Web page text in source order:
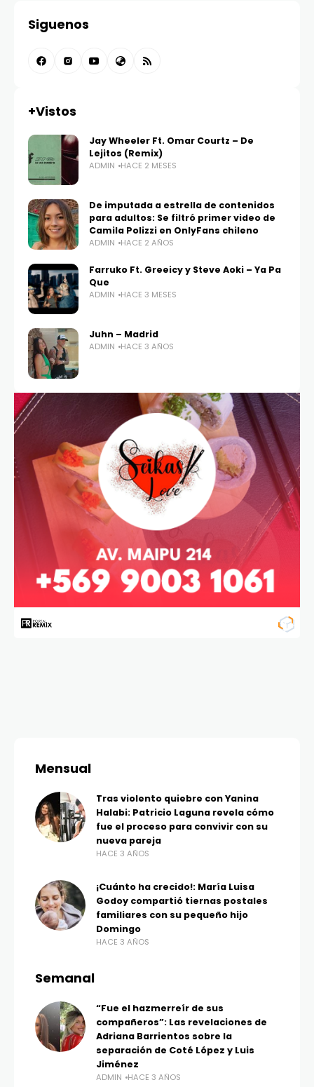
Siguenos
+Vistos
Jay Wheeler Ft. Omar Courtz – De
Lejitos (Remix)
ADMIN HACE 2 MESES
De imputada a estrella de contenidos
para adultos: Se filtró primer video de
Camila Polizzi en OnlyFans chileno
ADMIN HACE 2 AÑOS
Farruko Ft. Greeicy y Steve Aoki – Ya Pa
Que
ADMIN HACE 3 MESES
Juhn – Madrid
ADMIN HACE 3 AÑOS
Mensual
Tras violento quiebre con Yanina
Halabi: Patricio Laguna revela cómo
fue el proceso para convivir con su
nueva pareja
HACE 3 AÑOS
¡Cuánto ha crecido!: María Luisa
Godoy compartió tiernas postales
familiares con su pequeño hijo
Domingo
HACE 3 AÑOS
Semanal
“Fue el hazmerreír de sus
compañeros”: Las revelaciones de
Adriana Barrientos sobre la
separación de Coté López y Luis
Jiménez
ADMIN HACE 3 AÑOS